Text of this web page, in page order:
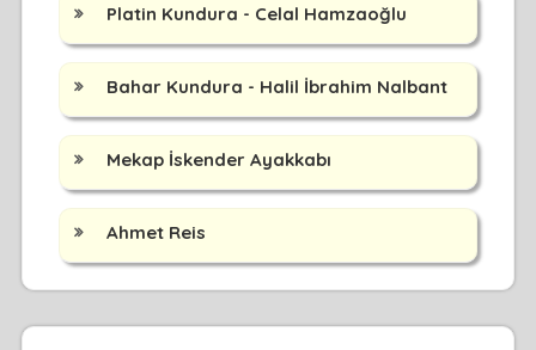
Platin Kundura - Celal Hamzaoğlu
Bahar Kundura - Halil İbrahim Nalbant
Mekap İskender Ayakkabı
Ahmet Reis